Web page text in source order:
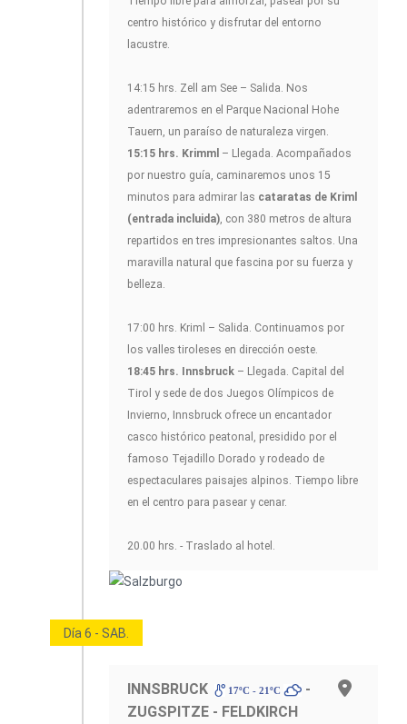
centro histórico y disfrutar del entorno
lacustre.
14:15 hrs. Zell am See – Salida. Nos
adentraremos en el Parque Nacional Hohe
Tauern, un paraíso de naturaleza virgen.
15:15 hrs. Krimml – Llegada. Acompañados
por nuestro guía, caminaremos unos 15
minutos para admirar las cataratas de Kriml
(entrada incluida), con 380 metros de altura
repartidos en tres impresionantes saltos. Una
maravilla natural que fascina por su fuerza y
belleza.
17:00 hrs. Kriml – Salida. Continuamos por
los valles tiroleses en dirección oeste.
18:45 hrs. Innsbruck – Llegada. Capital del
Tirol y sede de dos Juegos Olímpicos de
Invierno, Innsbruck ofrece un encantador
casco histórico peatonal, presidido por el
famoso Tejadillo Dorado y rodeado de
espectaculares paisajes alpinos. Tiempo libre
en el centro para pasear y cenar.
20.00 hrs. - Traslado al hotel.
Día 6 - SAB.
INNSBRUCK 17ºC - 21ºC
-
ZUGSPITZE - FELDKIRCH